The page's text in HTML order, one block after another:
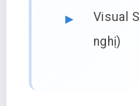
Visual
nghị)